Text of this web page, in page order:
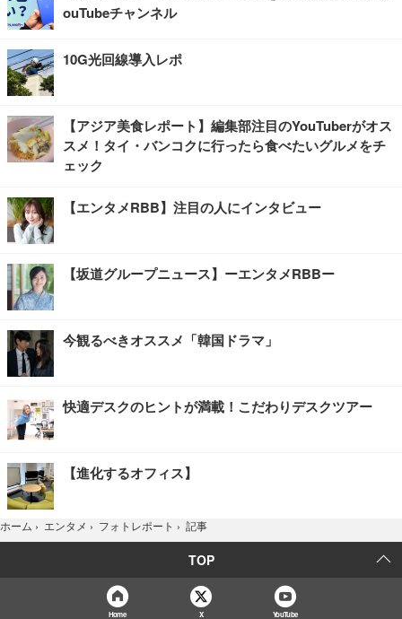
ouTubeチャンネル
10G光回線導入レポ
【アジア美食レポート】編集部注目のYouTuberがオス
スメ！タイ・バンコクに行ったら食べたいグルメをチ
ェック
【エンタメRBB】注目の人にインタビュー
【坂道グループニュース】ーエンタメRBBー
今観るべきオススメ「韓国ドラマ」
快適デスクのヒントが満載！こだわりデスクツアー
【進化するオフィス】
ホーム › エンタメ › フォトレポート › 記事
TOP
Home X YouTube